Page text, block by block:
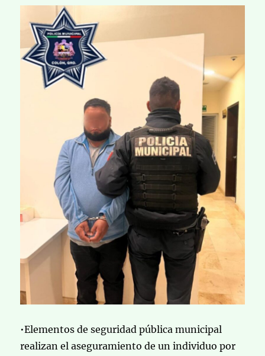
•Elementos de seguridad pública municipal
realizan el aseguramiento de un individuo por